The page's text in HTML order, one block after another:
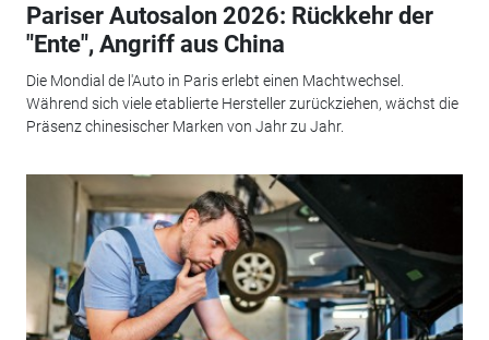
Pariser Autosalon 2026: Rückkehr der
"Ente", Angriff aus China
Die Mondial de l'Auto in Paris erlebt einen Machtwechsel.
Während sich viele etablierte Hersteller zurückziehen, wächst die
Präsenz chinesischer Marken von Jahr zu Jahr.